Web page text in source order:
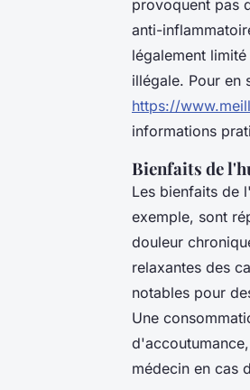
provoquent pas
anti-
légalement
illégale. Pour en
https://
informations
Bienfaits de
Les bienfaits de
exemple, sont
douleur
relaxantes des
notables pour
Une
médecin en cas